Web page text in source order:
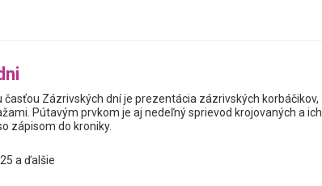
časťou Zázrivských dní je prezentácia zázrivských korbáčikov,
Pútavým prvkom je aj nedeľný sprievod krojovaných a ich
zápisom do kroniky.
a ďalšie